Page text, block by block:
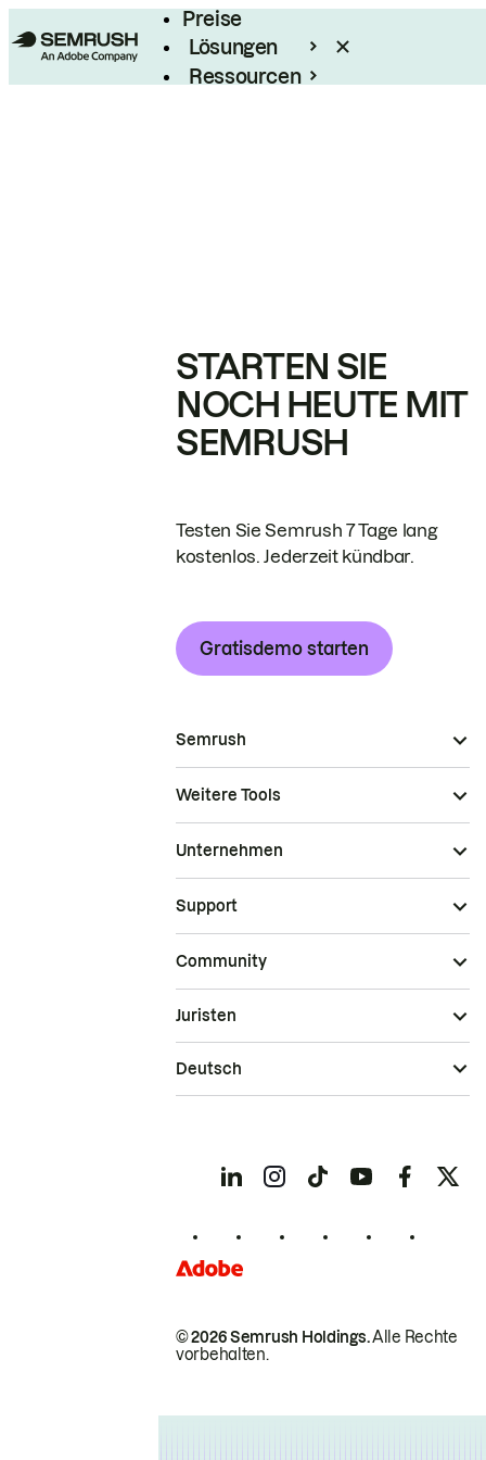
Preise
Lösungen
Ressourcen
STARTEN SIE
NOCH HEUTE MIT
SEMRUSH
Testen Sie Semrush 7 Tage lang
kostenlos. Jederzeit kündbar.
Gratisdemo starten
Semrush
Weitere Tools
Unternehmen
Support
Community
© 2026 Semrush Holdings.Alle Rechte
vorbehalten.
Juristen
Deutsch